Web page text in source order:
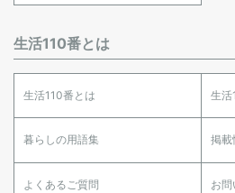
生活110番とは
生活110番とは 生活
暮らしの用語集 掲載
よくあるご質問 お